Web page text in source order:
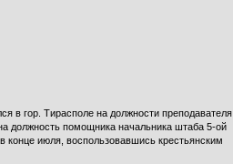
в гор. Тирасполе на должности преподавателя
должность помощника начальника штаба 5-ой
конце июля, воспользовавшись крестьянским